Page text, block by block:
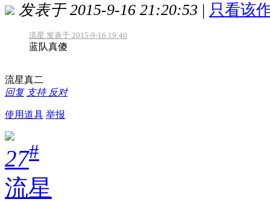
发表于 2015-9-16 21:20:53 | 只看该
流星 发表于 2015-9-16 19:40
蓝队真傻
流星真二
回复 支持 反对
使用道具 举报
27#
流星